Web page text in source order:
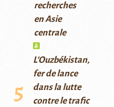
recherches
en Asie
centrale
L’Ouzbékistan,
fer de lance
dans la lutte
contre le trafic